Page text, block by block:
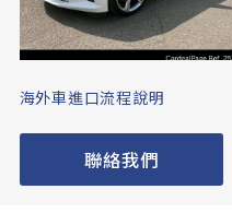
海外車進口流程說明
聯絡我們